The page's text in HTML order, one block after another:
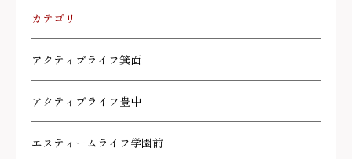
カテゴリ
アクティブライフ箕面
アクティブライフ豊中
エスティームライフ学園前